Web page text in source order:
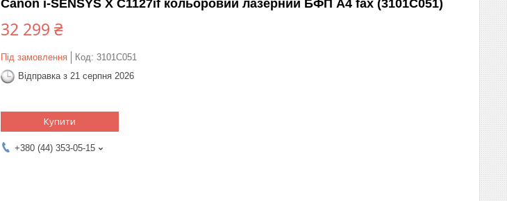
Canon i-SENSYS X C1127if кольоровий лазерний БФП A4 fax (3101C051)
32 299 ₴
Під замовлення Код: 3101C051
Відправка з 21 серпня 2026
Купити
+380 (44) 353-05-15